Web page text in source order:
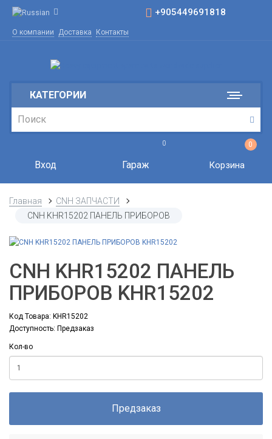
+905449691818
О компании Доставка Контакты
КАТЕГОРИИ
Вход
0
Гараж
0
Корзина
Главная
CNH ЗАПЧАСТИ
CNH KHR15202 ПАНЕЛЬ ПРИБОРОВ
CNH KHR15202 ПАНЕЛЬ
ПРИБОРОВ KHR15202
Код Товара: KHR15202
Доступность: Предзаказ
Кол-во
Предзаказ